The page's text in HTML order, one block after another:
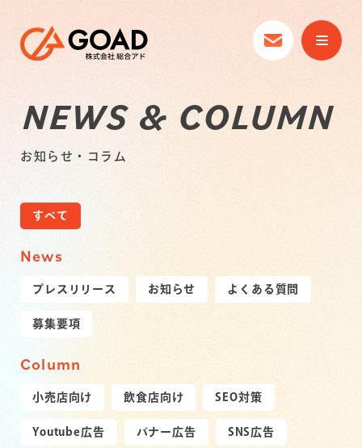
NEWS & COLUMN
お知らせ・コラム
すべて
News
プレスリリース お知らせ よくある質問
募集要項
Column
小売店向け 飲食店向け SEO対策
Youtube広告 バナー広告 SNS広告